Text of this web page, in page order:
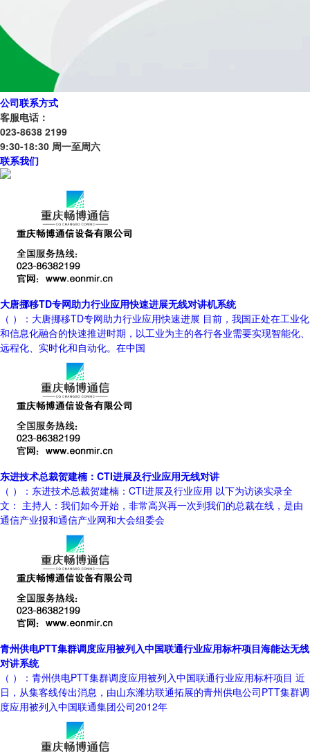
公司联系方式
客服电话：
023-8638 2199
9:30-18:30 周一至周六
联系我们
大唐挪移TD专网助力行业应用快速进展无线对讲机系统
（ ）：大唐挪移TD专网助力行业应用快速进展 目前，我国正处在工业化
和信息化融合的快速推进时期，以工业为主的各行各业需要实现智能化、
远程化、实时化和自动化。在中国
东进技术总裁贺建楠：CTI进展及行业应用无线对讲
（ ）：东进技术总裁贺建楠：CTI进展及行业应用 以下为访谈实录全
文： 主持人：我们如今开始，非常高兴再一次到我们的总裁在线，是由
通信产业报和通信产业网和大会组委会
青州供电PTT集群调度应用被列入中国联通行业应用标杆项目海能达无线
对讲系统
（ ）：青州供电PTT集群调度应用被列入中国联通行业应用标杆项目 近
日，从集客线传出消息，由山东潍坊联通拓展的青州供电公司PTT集群调
度应用被列入中国联通集团公司2012年